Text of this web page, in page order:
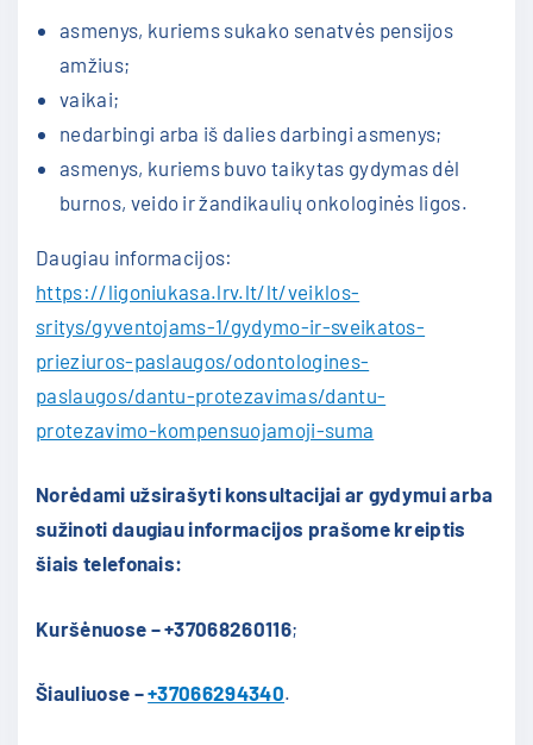
asmenys, kuriems sukako senatvės pensijos
amžius;
vaikai;
nedarbingi arba iš dalies darbingi asmenys;
asmenys, kuriems buvo taikytas gydymas dėl
burnos, veido ir žandikaulių onkologinės ligos.
Daugiau informacijos:
https://ligoniukasa.lrv.lt/lt/veiklos-
sritys/gyventojams-1/gydymo-ir-sveikatos-
prieziuros-paslaugos/odontologines-
paslaugos/dantu-protezavimas/dantu-
protezavimo-kompensuojamoji-suma
Norėdami užsirašyti konsultacijai ar gydymui arba
sužinoti daugiau informacijos prašome kreiptis
šiais telefonais:
Kuršėnuose – +37068260116;
Šiauliuose –+37066294340.